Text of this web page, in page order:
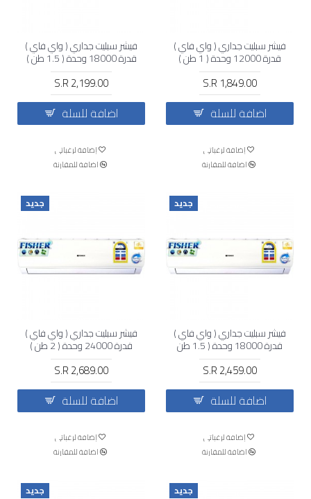
فيشر سبليت جداري ( واي فاي )
قدرة 12000 وحدة ( 1 طن )
حار و بارد
S.R 1,849.00
اضافة للسلة
إضافة لرغباتي
اضافة للمقارنة
فيشر سبليت جداري ( واي فاي )
قدرة 18000 وحدة ( 1.5 طن )
بارد فقط
S.R 2,199.00
اضافة للسلة
إضافة لرغباتي
اضافة للمقارنة
جديد
فيشر سبليت جداري ( واي فاي )
قدرة 18000 وحدة ( 1.5 طن
)حار و بارد
S.R 2,459.00
اضافة للسلة
إضافة لرغباتي
اضافة للمقارنة
جديد
فيشر سبليت جداري ( واي فاي )
قدرة 24000 وحدة ( 2 طن )
بارد فقط
S.R 2,689.00
اضافة للسلة
إضافة لرغباتي
اضافة للمقارنة
جديد جديد